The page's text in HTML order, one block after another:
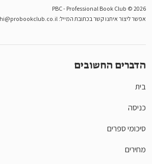
PBC - Professional Book Club © 2026
אפשר ליצור איתנו קשר בכתובת המייל: hi@probookclub.co.il
הדברים החשובים
בית
כניסה
סיכומי ספרים
מחירים